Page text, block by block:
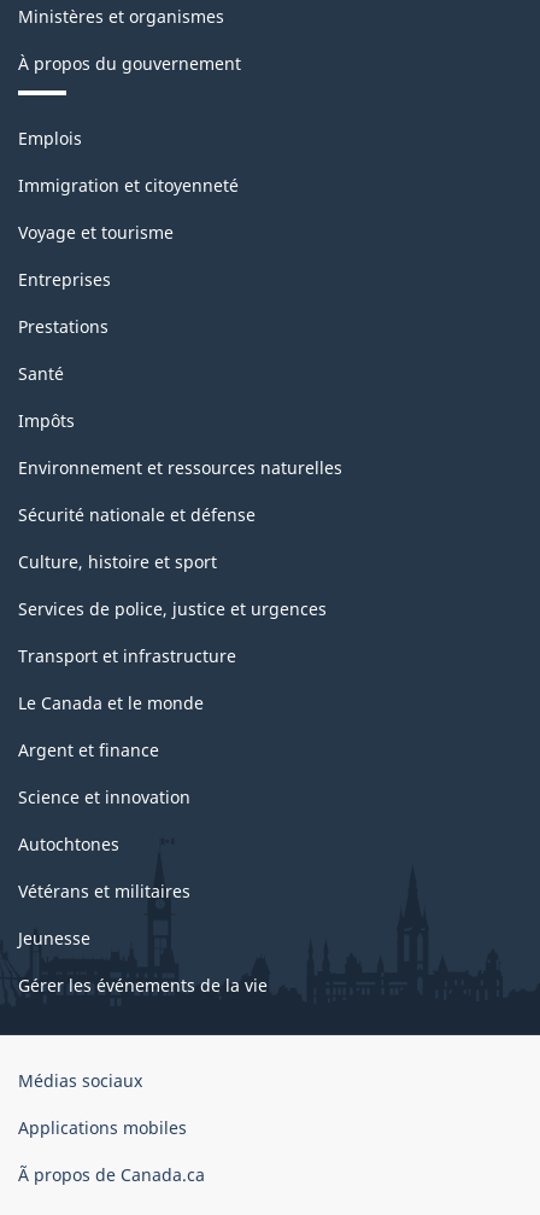
-
HTML
Ministères et organismes
À propos du gouvernement
Thèmes
sujets
Emplois
Immigration et citoyenneté
Voyage et tourisme
Entreprises
Prestations
Santé
Impôts
Environnement et ressources naturelles
Sécurité nationale et défense
Culture, histoire et sport
Services de police, justice et urgences
Transport et infrastructure
Le Canada et le monde
Argent et finance
Science et innovation
Autochtones
Vétérans et militaires
Jeunesse
Gérer les événements de la vie
Organisation
gouvernement
Canada
Médias sociaux
Applications mobiles
Ã propos de Canada.ca